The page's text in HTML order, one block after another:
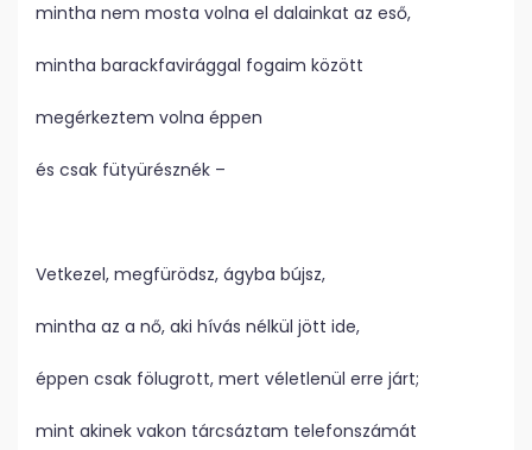
mintha nem mosta volna el dalainkat az eső,
mintha barackfavirággal fogaim között
megérkeztem volna éppen
és csak fütyürésznék –
Vetkezel, megfürödsz, ágyba bújsz,
mintha az a nő, aki hívás nélkül jött ide,
éppen csak fölugrott, mert véletlenül erre járt;
mint akinek vakon tárcsáztam telefonszámát